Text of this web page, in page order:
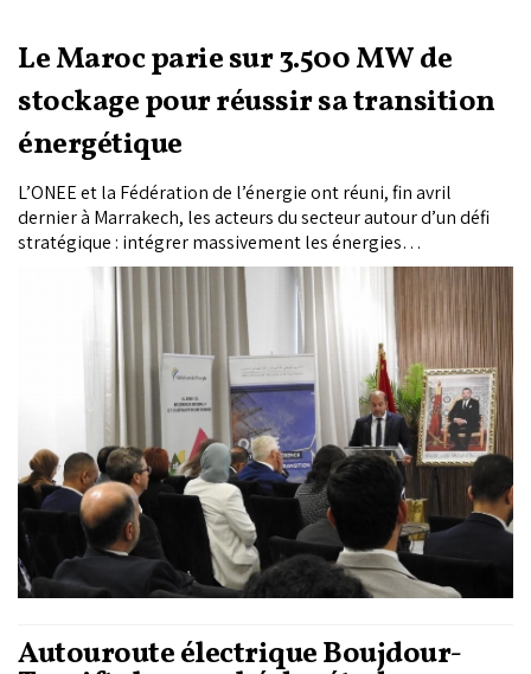
Le Maroc parie sur 3.500 MW de
stockage pour réussir sa transition
énergétique
L’ONEE et la Fédération de l’énergie ont réuni, fin avril
dernier à Marrakech, les acteurs du secteur autour d’un défi
stratégique : intégrer massivement les énergies
renouvelables – déjà à 47% du mix national – sans fragiliser
l’équilibre du réseau électrique. Pour y répondre, l’ONEE mise
sur plus de 3.500 MW de stockage, 4.500 MW de moyens
flexibles au gaz naturel et 6.000 km de nouvelles lignes à très
haute tension, dans le cadre d’un programme
d’investissement massif dépassant 180 milliards de dirhams
à l’horizon 2030.
Autouroute électrique Boujdour-